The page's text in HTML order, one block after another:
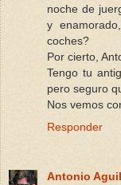
noche de
y
coches?
Por cierto,
Tengo tu
pero seguro
Nos vemos
Responder
Antonio